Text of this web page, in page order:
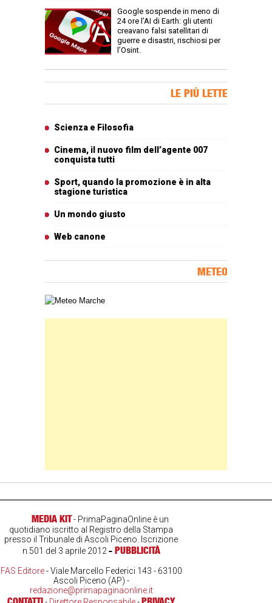
Google sospende in meno di
24 ore l’AI di Earth: gli utenti
creavano falsi satellitari di
guerre e disastri, rischiosi per
l’Osint.
LE PIÙ LETTE
Scienza e Filosofia
Cinema, il nuovo film dell’agente 007
conquista tutti
Sport, quando la promozione è in alta
stagione turistica
Un mondo giusto
Web canone
METEO
Carta meteorologica delle Marche
MEDIA KIT- PrimaPaginaOnline è un
quotidiano iscritto al Registro della Stampa
presso il Tribunale di Ascoli Piceno. Iscrizione
n.501 del 3 aprile 2012- PUBBLICITÀ
FAS Editore- Viale Marcello Federici 143 - 63100
Ascoli Piceno (AP) -
redazione@primapaginaonline.it